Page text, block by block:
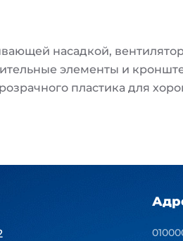
насадкой,
элементы и
пластика для